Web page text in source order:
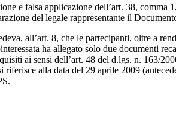
e falsa applicazione dell’art. 38, comma
del legale rappresentante il
all’art. 8, che le partecipanti, oltre a
ha allegato solo due documenti
ai sensi dell’art. 48 del d.lgs. n. 163/
riferisce alla data del 29 aprile 2009